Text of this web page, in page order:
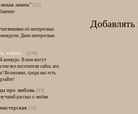
лампа" [32]
об интересных
Даем интересные
стихи... [134]
конкурс. В нем могут
все посетители сайта, кто
Возможно, среди нас есть
про любовь [43]
рассказ о любви
[14]